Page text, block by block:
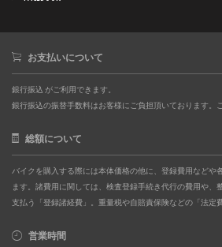
お支払いについて
銀行振込 がご利用できます。
銀行振込の振替手数料はお客様にご負担頂いております。
総額について
バイクを購入する際には本体価格の他に、登録費用などや
ます。諸費用に関しては、検査登録手続き代行の費用や、
支払う「登録諸経費」。重量税や自賠責保険などの「法定
営業時間